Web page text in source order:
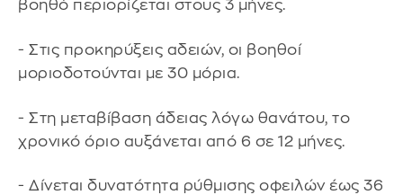
βοηθό περιορίζεται στους 3 μήνες.
- Στις προκηρύξεις αδειών, οι βοηθοί
μοριοδοτούνται με 30 μόρια.
- Στη μεταβίβαση άδειας λόγω θανάτου, το
χρονικό όριο αυξάνεται από 6 σε 12 μήνες.
- Δίνεται δυνατότητα ρύθμισης οφειλών έως 36